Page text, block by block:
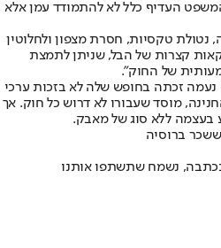
העדיף כלל לא להתמודד עמן אלא
נטולת טקסיות, חסרת מצפון ולחלוטין
קצרות של הבל, שניתן לתמצת
של החוק".
זכתה בחופש שלה לא בזכות ערכי
מוסד שעבורו לא דרוש כל חוק. אך
בעצמה ללא סוג של מאבק.
ברוסיה
נשמח שתשתפו אותנו